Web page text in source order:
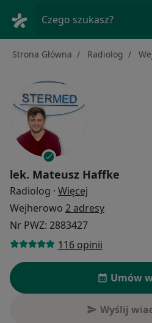
Czego szukasz?
Strona Główna Radiolog
lek. Mateusz Haffke
Radiolog · Więcej
Wejherowo 2 adresy
Nr PWZ: 2883427
116 opinii
Umów
Wyślij